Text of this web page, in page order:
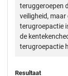
teruggeroepen
veiligheid,
terugroepactie
de
terugroepactie
Resultaat